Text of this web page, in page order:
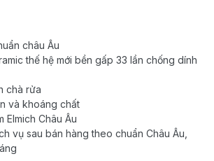
châu Âu
thế hệ mới bền gấp 33 lần chống dính
chà rửa
và khoáng chất
Elmich Châu Âu
vụ sau bán hàng theo chuẩn Châu Âu,